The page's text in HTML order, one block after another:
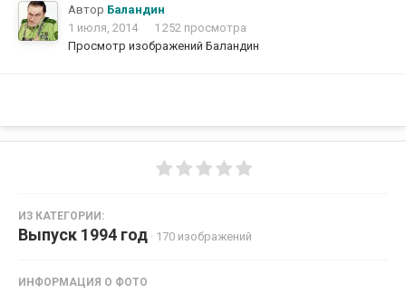
Автор Баландин
1 июля, 2014
1 252 просмотра
Просмотр изображений Баландин
ИЗ КАТЕГОРИИ:
Выпуск 1994 год · 170 изображений
ИНФОРМАЦИЯ О ФОТО